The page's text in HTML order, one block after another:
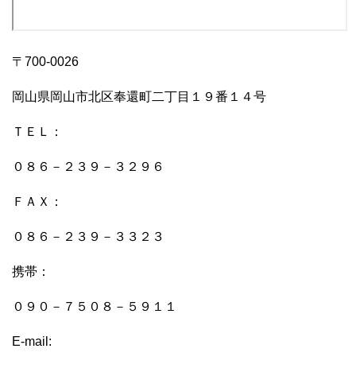
〒700-0026
岡山県岡山市北区奉還町二丁目１９番１４号
ＴＥＬ：
０８６－２３９－３２９６
ＦＡＸ：
０８６－２３９－３３２３
携帯：
０９０－７５０８－５９１１
E-mail: